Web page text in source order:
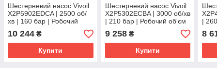
Шестерневий насос Vivoil
X2P5902EDCA | 2500 об/
хв | 160 бар | Робочий
об'єм см3 30 | Порти 1"-
3/4"
10 244 ₴
Купити
Шестерневий насос Vivoil
X2P5302ECBA | 3000 об/хв
| 210 бар | Робочий об'єм
9 258₴
Купити
|
8